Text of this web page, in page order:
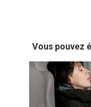
Vous pouvez